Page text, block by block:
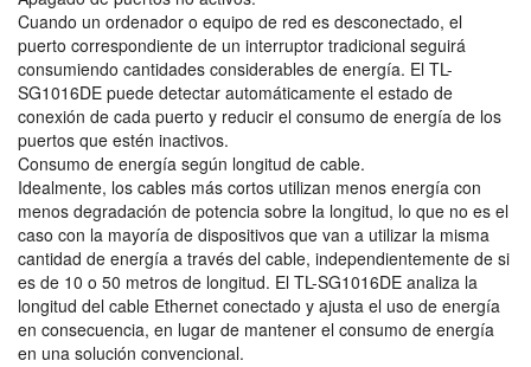
Cuando un ordenador o equipo de red es desconectado, el
puerto correspondiente de un interruptor tradicional seguirá
consumiendo cantidades considerables de energía. El TL-
SG1016DE puede detectar automáticamente el estado de
conexión de cada puerto y reducir el consumo de energía de los
puertos que estén inactivos.
Consumo de energía según longitud de cable.
Idealmente, los cables más cortos utilizan menos energía con
menos degradación de potencia sobre la longitud, lo que no es el
caso con la mayoría de dispositivos que van a utilizar la misma
cantidad de energía a través del cable, independientemente de si
es de 10 o 50 metros de longitud. El TL-SG1016DE analiza la
longitud del cable Ethernet conectado y ajusta el uso de energía
en consecuencia, en lugar de mantener el consumo de energía
en una solución convencional.